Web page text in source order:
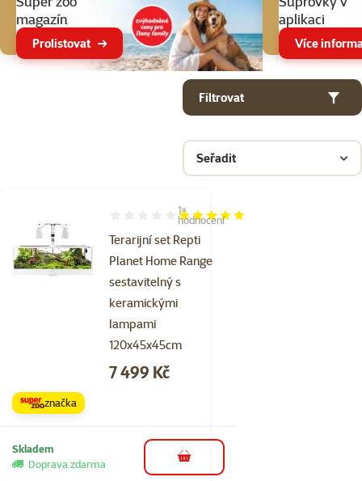
magazín
Prolistovat
aplikaci
Více
Filtrovat
Seřadit
Produkty v kategorii Sestavitelná terária
Terarijní set Repti
Planet Home Range
sestavitelný s
keramickými
lampami
120x45x45cm
Hodnocení 100%, počet hodnocení: 1
1×
hodnocení
Cena
7 499 Kč
značka
Skladem
Doprava zdarma
do košíku